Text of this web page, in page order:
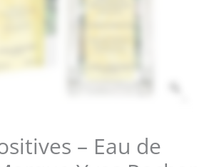
– Eau de